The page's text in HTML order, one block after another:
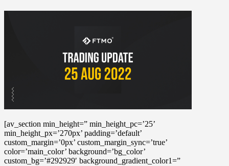
[av_section min_height=” min_height_pc=’25’
min_height_px=’270px’ padding=’default’
custom_margin=’0px’ custom_margin_sync=’true’
color=’main_color’ background=’bg_color’
custom_bg=’#292929′ background_gradient_color1=”